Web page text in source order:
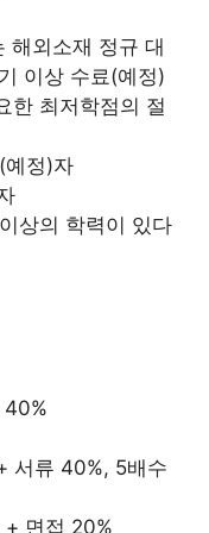
해외소재 정규 대
이상 수료(예정)
한 최저학점의 절
예정)자
상의 학력이 있다
40%
서류 40%, 5배수
+ 면접 20%